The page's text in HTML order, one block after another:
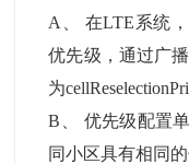
A
在LTE系统
优先级，通过广
为
B
优先级配置
同小区具有相同